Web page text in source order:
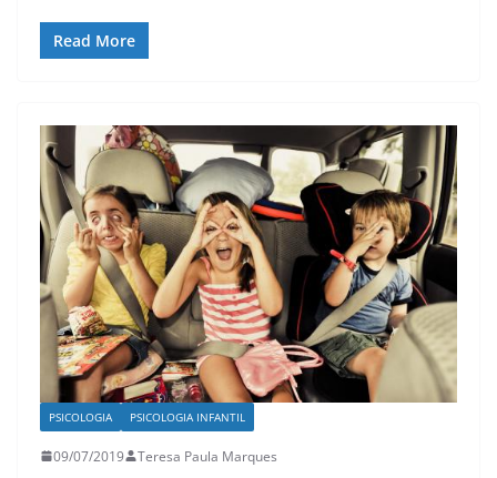
Read More
PSICOLOGIA PSICOLOGIA INFANTIL
09/07/2019 Teresa Paula Marques